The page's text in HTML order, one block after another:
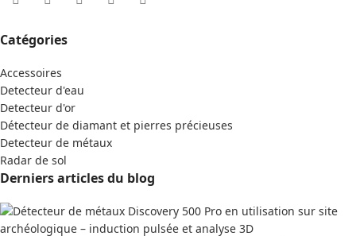
Catégories
Accessoires
Detecteur d'eau
Detecteur d'or
Détecteur de diamant et pierres précieuses
Detecteur de métaux
Radar de sol
Derniers articles du blog